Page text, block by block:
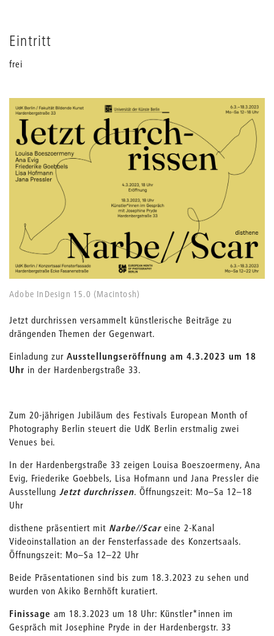
Eintritt
frei
Adobe InDesign 15.0 (Macintosh)
Jetzt durchrissen versammelt künstlerische Beiträge zu
drängenden Themen der Gegenwart.
Einladung zur Ausstellungseröffnung am 4.3.2023 um 18
Uhr in der Hardenbergstraße 33.
Zum 20-jährigen Jubiläum des Festivals European Month of
Photography Berlin steuert die UdK Berlin erstmalig zwei
Venues bei.
In der Hardenbergstraße 33 zeigen Louisa Boeszoermeny, Ana
Evig, Friederike Goebbels, Lisa Hofmann und Jana Pressler die
Ausstellung Jetzt durchrissen. Öffnungszeit: Mo–Sa 12–18
Uhr
disthene präsentiert mit Narbe//Scar eine 2-Kanal
Videoinstallation an der Fensterfassade des Konzertsaals.
Öffnungszeit: Mo–Sa 12–22 Uhr
Beide Präsentationen sind bis zum 18.3.2023 zu sehen und
wurden von Akiko Bernhöft kuratiert.
Finissage am 18.3.2023 um 18 Uhr: Künstler*innen im
Gespräch mit Josephine Pryde in der Hardenbergstr. 33